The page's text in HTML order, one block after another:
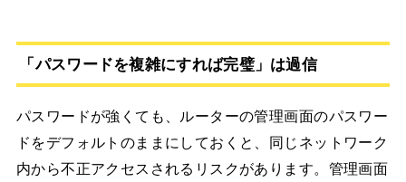
「パスワードを複雑にすれば完璧」は過信
パスワードが強くても、ルーターの管理画面のパスワー
ドをデフォルトのままにしておくと、同じネットワーク
内から不正アクセスされるリスクがあります。管理画面